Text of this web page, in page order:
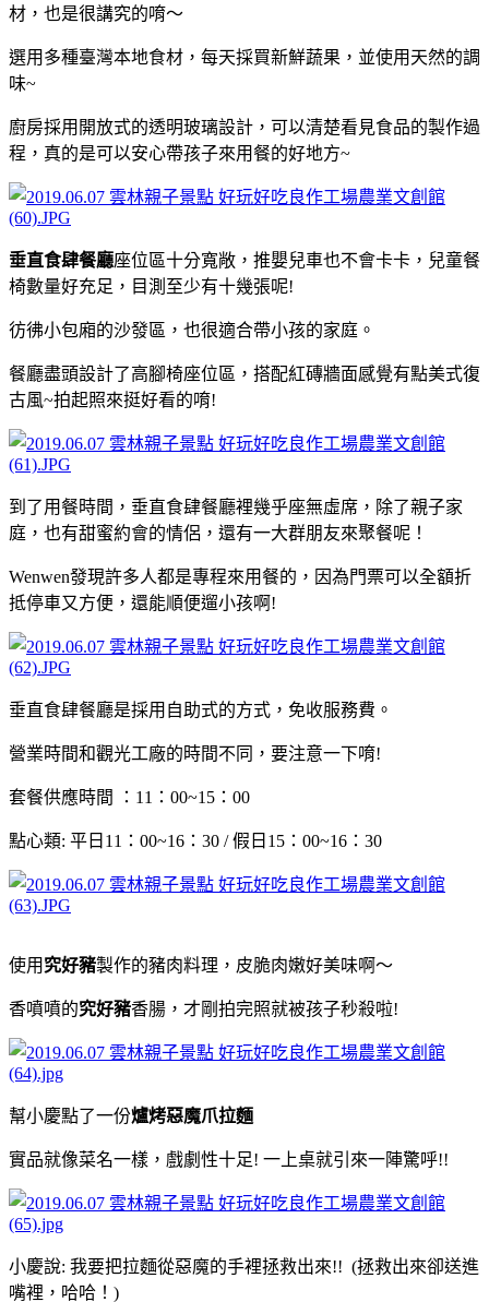
材，也是很講究的唷～
選用多種臺灣本地食材，每天採買新鮮蔬果，並使用天然的調
味~
廚房採用開放式的透明玻璃設計，可以清楚看見食品的製作過
程，真的是可以安心帶孩子來用餐的好地方~
垂直食肆餐廳座位區十分寬敞，推嬰兒車也不會卡卡，兒童餐
椅數量好充足，目測至少有十幾張呢!
彷彿小包廂的沙發區，也很適合帶小孩的家庭。
餐廳盡頭設計了高腳椅座位區，搭配紅磚牆面感覺有點美式復
古風~拍起照來挺好看的唷!
到了用餐時間，垂直食肆餐廳裡幾乎座無虛席，除了親子家
庭，也有甜蜜約會的情侶，還有一大群朋友來聚餐呢！
Wenwen發現許多人都是專程來用餐的，因為門票可以全額折
抵停車又方便，還能順便遛小孩啊!
垂直食肆餐廳是採用自助式的方式，免收服務費。
營業時間和觀光工廠的時間不同，要注意一下唷!
套餐供應時間 ：11：00~15：00
點心類: 平日11：00~16：30 / 假日15：00~16：30
使用 究好豬製作的豬肉料理，皮脆肉嫩好美味啊～
香噴噴的究好豬香腸，才剛拍完照就被孩子秒殺啦!
幫小慶點了一份爐烤惡魔爪拉麵
實品就像菜名一樣，戲劇性十足! 一上桌就引來一陣驚呼!!
小慶說: 我要把拉麵從惡魔的手裡拯救出來!! (拯救出來卻送進
嘴裡，哈哈！)